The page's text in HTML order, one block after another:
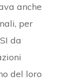
anche
per
da
del loro